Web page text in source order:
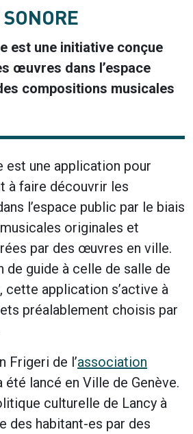
est une initiative conçue
œuvres dans l’espace
compositions musicales
est une application pour
à faire découvrir les
l’espace public par le biais
originales et
par des œuvres en ville.
de guide à celle de salle de
application s’active à
préalablement choisis par
Frigeri de l’association
été lancé en Ville de Genève.
culturelle de Lancy à
des habitant-es par des